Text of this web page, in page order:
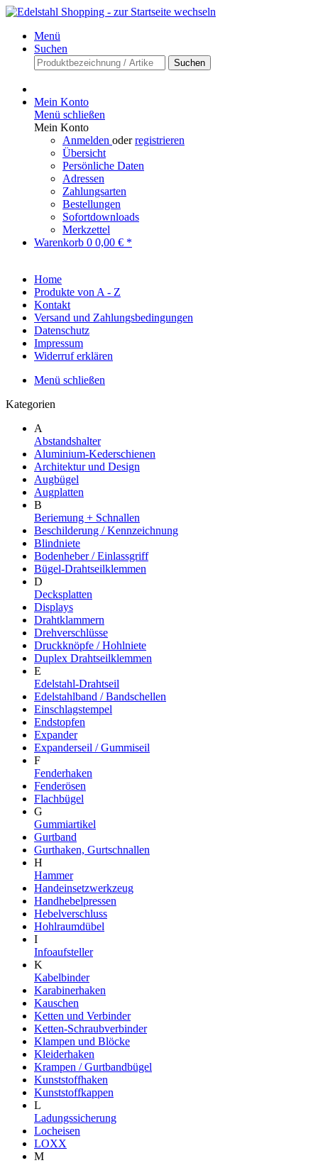
Menü
Suchen
Suchen
Mein Konto
Menü schließen
Mein Konto
Anmelden oderregistrieren
Übersicht
Persönliche Daten
Adressen
Zahlungsarten
Bestellungen
Sofortdownloads
Merkzettel
Warenkorb 0 0,00 € *
Home
Produkte von A - Z
Kontakt
Versand und Zahlungsbedingungen
Datenschutz
Impressum
Widerruf erklären
Menü schließen
Kategorien
A
Abstandshalter
Aluminium-Kederschienen
Architektur und Design
Augbügel
Augplatten
B
Beriemung + Schnallen
Beschilderung / Kennzeichnung
Blindniete
Bodenheber / Einlassgriff
Bügel-Drahtseilklemmen
D
Decksplatten
Displays
Drahtklammern
Drehverschlüsse
Druckknöpfe / Hohlniete
Duplex Drahtseilklemmen
E
Edelstahl-Drahtseil
Edelstahlband / Bandschellen
Einschlagstempel
Endstopfen
Expander
Expanderseil / Gummiseil
F
Fenderhaken
Fenderösen
Flachbügel
G
Gummiartikel
Gurtband
Gurthaken, Gurtschnallen
H
Hammer
Handeinsetzwerkzeug
Handhebelpressen
Hebelverschluss
Hohlraumdübel
I
Infoaufsteller
K
Kabelbinder
Karabinerhaken
Kauschen
Ketten und Verbinder
Ketten-Schraubverbinder
Klampen und Blöcke
Kleiderhaken
Krampen / Gurtbandbügel
Kunststoffhaken
Kunststoffkappen
L
Ladungssicherung
Locheisen
LOXX
M